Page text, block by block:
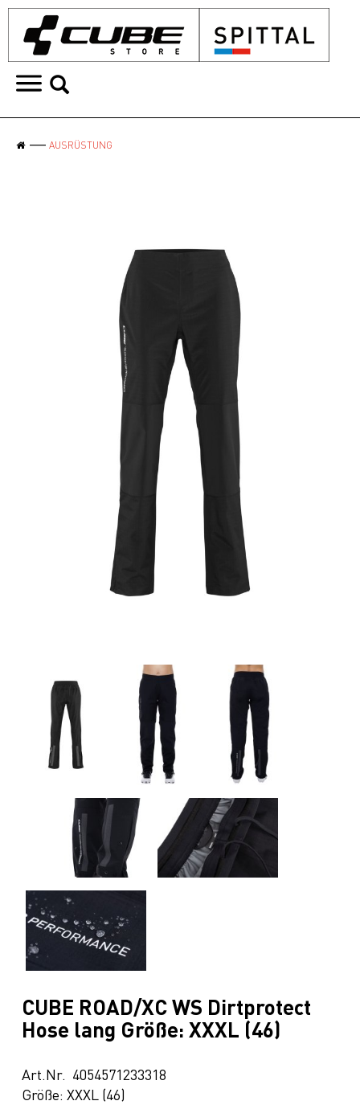
AUSRÜSTUNG
CUBE ROAD/XC WS Dirtprotect
Hose lang Größe: XXXL (46)
Art.Nr. 4054571233318
Größe: XXXL (46)